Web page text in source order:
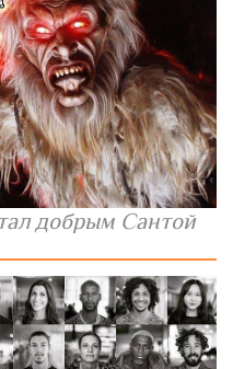
добрым Сантой